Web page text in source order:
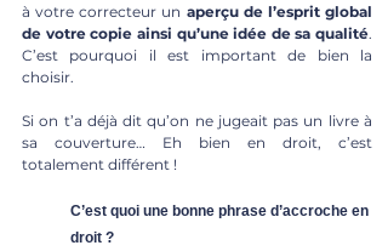
à votre correcteur un aperçu de l’esprit global
de votre copie ainsi qu’une idée de sa qualité.
C’est pourquoi il est important de bien la
choisir.
Si on t’a déjà dit qu’on ne jugeait pas un livre à
sa couverture… Eh bien en droit, c’est
totalement différent !
C’est quoi une bonne phrase d’accroche en
droit ?